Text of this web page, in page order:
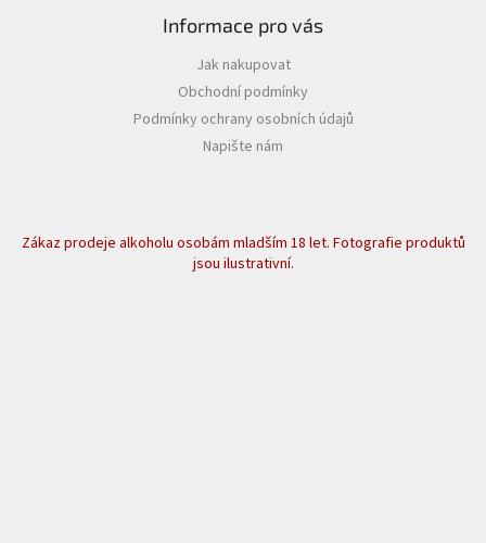
Informace pro vás
Jak nakupovat
Obchodní podmínky
Podmínky ochrany osobních údajů
Napište nám
Zákaz prodeje alkoholu osobám mladším 18 let. Fotografie produktů
jsou ilustrativní.